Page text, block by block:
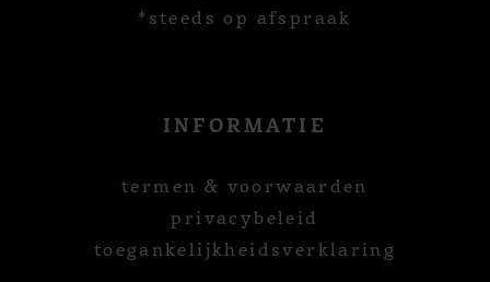
*steeds op afspraak
INFORMATIE
termen & voorwaarden
privacybeleid
toegankelijkheidsverklaring